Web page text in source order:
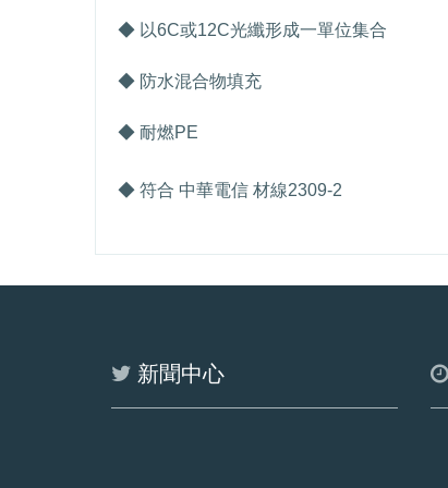
◆ 以6C或12C光纖形成一單位集合
◆ 防水混合物填充
◆ 耐燃PE
◆ 符合 中華電信 材線2309-2
新聞中心